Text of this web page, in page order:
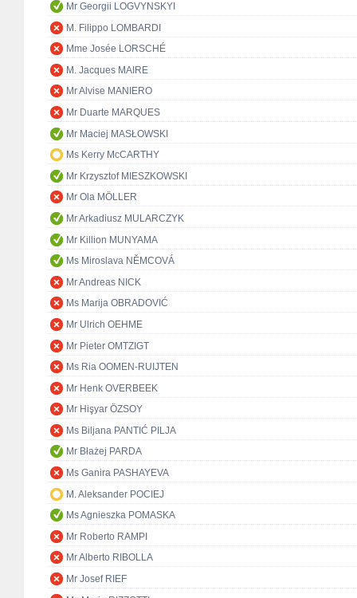
Mr Georgii LOGVYNSKYI
M. Filippo LOMBARDI
Mme Josée LORSCHÉ
M. Jacques MAIRE
Mr Alvise MANIERO
Mr Duarte MARQUES
Mr Maciej MASŁOWSKI
Ms Kerry McCARTHY
Mr Krzysztof MIESZKOWSKI
Mr Ola MÖLLER
Mr Arkadiusz MULARCZYK
Mr Killion MUNYAMA
Ms Miroslava NĚMCOVÁ
Mr Andreas NICK
Ms Marija OBRADOVIĆ
Mr Ulrich OEHME
Mr Pieter OMTZIGT
Ms Ria OOMEN-RUIJTEN
Mr Henk OVERBEEK
Mr Hişyar ÖZSOY
Ms Biljana PANTIĆ PILJA
Mr Błażej PARDA
Ms Ganira PASHAYEVA
M. Aleksander POCIEJ
Ms Agnieszka POMASKA
Mr Roberto RAMPI
Mr Alberto RIBOLLA
Mr Josef RIEF